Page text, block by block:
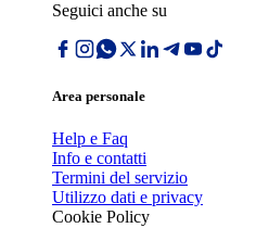
Seguici anche su
Area personale
Help e Faq
Info e contatti
Termini del servizio
Utilizzo dati e privacy
Cookie Policy